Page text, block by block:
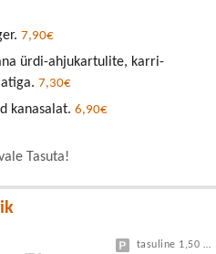
7,90€
ürdi-ahjukartulite, karri-
7,30€
kanasalat. 6,90€
Tasuta!
tasuline 1,50 eur/h